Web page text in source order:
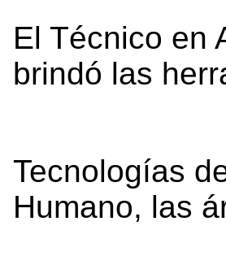
El Técnico en
brindó las
Tecnologías
Humano, las